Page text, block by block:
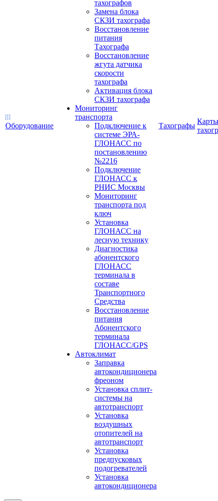
Оборудование
тахографов
Замена блока
СКЗИ тахографа
Восстановление
питания
Тахографа
Восстановление
жгута датчика
скорости
тахографа
Активация блока
СКЗИ тахографа
Мониторинг
транспорта
Подключение к
системе ЭРА-
ГЛОНАСС по
постановлению
№2216
Подключение
ГЛОНАСС к
РНИС Москвы
Мониторинг
транспорта под
ключ
Установка
ГЛОНАСС на
лесную технику
Диагностика
абонентского
ГЛОНАСС
терминала в
составе
Транспортного
Средства
Восстановление
питания
Абонентского
терминала
ГЛОНАСС/GPS
Автоклимат
Заправка
автокондиционера
фреоном
Установка сплит-
системы на
автотранспорт
Установка
воздушных
отопителей на
автотранспорт
Установка
предпусковых
подогревателей
Установка
автокондиционера
Тахографы
Карты